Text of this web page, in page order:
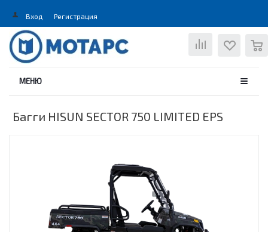
Вход Регистрация
МЕНЮ
Багги HISUN SECTOR 750 LIMITED EPS